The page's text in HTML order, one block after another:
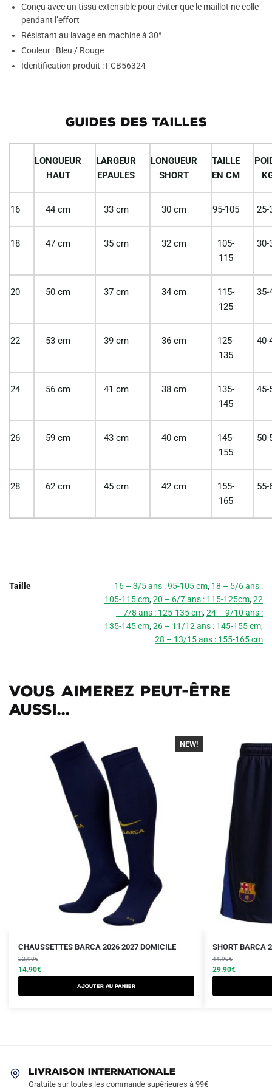
Conçu avec un tissu extensible pour éviter que le maillot ne colle
pendant l’effort
Résistant au lavage en machine à 30°
Couleur : Bleu / Rouge
Identification produit : FCB56324
GUIDES DES TAILLES
LONGUEUR
HAUT
LARGEUR
EPAULES
LONGUEUR
SHORT
TAILLE
EN CM
16 44 cm 33 cm 30 cm 95-105 25-
18 47 cm 35 cm 32 cm
105-
115
30-
20 50 cm 37 cm 34 cm
115-
125
35-
22 53 cm 39 cm 36 cm
125-
135
40-
24 56 cm 41 cm 38 cm
135-
145
45-
26 59 cm 43 cm 40 cm
145-
155
50-
28 62 cm 45 cm 42 cm
155-
165
55-
Taille 16 – 3/5 ans : 95-105 cm, 18 – 5/6 ans :
105-115 cm, 20 – 6/7 ans : 115-125cm, 22
– 7/8 ans : 125-135 cm, 24 – 9/10 ans :
135-145 cm, 26 – 11/12 ans : 145-155 cm,
28 – 13/15 ans : 155-165 cm
Vous aimerez peut-être
aussi...
-30%
NEW!
CHAUSSETTES BARCA 2026 2027 DOMICILE
22.90€
Le
prix
initial
était :
14.90€
Le
prix
actuel
est :
Ajouter au panier
SHORT BARCA
44.90€
Le
prix
initial
était :
29.90€
Le
prix
actuel
est :
Ce
produit
a
LIVRAISON INTERNATIONALE
Gratuite sur toutes les commande supérieures à 99€